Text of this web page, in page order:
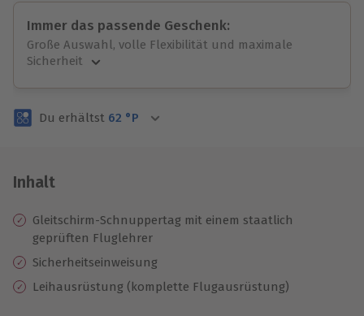
Immer das passende Geschenk:
Große Auswahl, volle Flexibilität und maximale
Sicherheit
Volle Flexibilität
3 Jahre gültig & verlängerbar.
Du erhältst 62 °P
Inhalt
Gleitschirm-Schnuppertag mit einem staatlich
geprüften Fluglehrer
Sicherheitseinweisung
Leihausrüstung (komplette Flugausrüstung)